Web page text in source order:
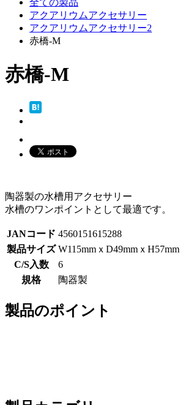
全ての製品
アクアリウムアクセサリー
アクアリウムアクセサリー2
赤橋-M
赤橋-M
陶器製の水槽用アクセサリー
水槽のワンポイントとして最適です。
JANコード 4560151615288
製品サイズ W115mmｘD49mmｘH57mm
C/S入数
6
規格
陶器製
製品のポイント